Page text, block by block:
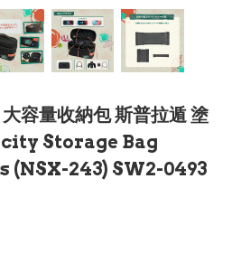
容量收納包 斯普拉遁 塗
Storage Bag
243) SW2-0493